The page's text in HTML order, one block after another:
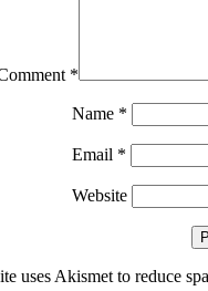
*
Name *
Email *
Website
uses Akismet to reduce